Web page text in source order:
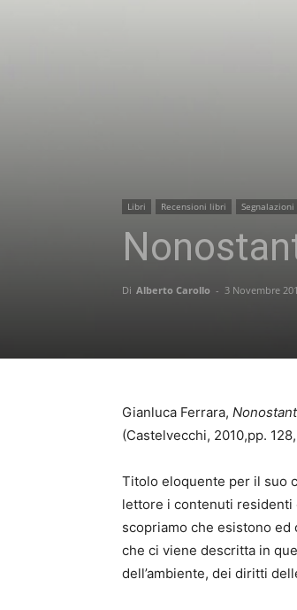
Libri Recensioni libri
Di Alberto Carollo - 3 Novembre
Gianluca Ferrara,
(Castelvecchi, 2010,pp.
Titolo eloquente per il suo
lettore i contenuti residenti
scopriamo che esistono ed
che ci viene descritta in
dell’ambiente, dei diritti